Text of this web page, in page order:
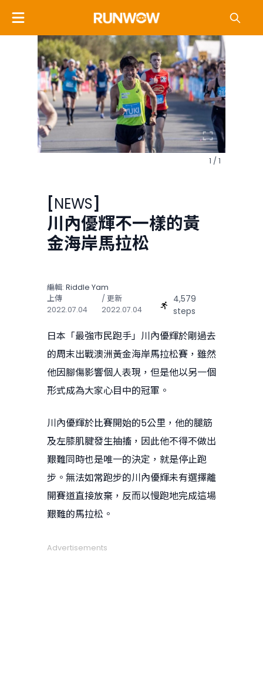
1 / 1
NEWS
川內優輝不一樣的黃
金海岸馬拉松
編輯: Riddle Yam
上傳
2022.07.04
/ 更新
2022.07.04
4,579
steps
日本「最強市民跑手」川內優輝於剛過去
的周末出戰澳洲黃金海岸馬拉松賽，雖然
他因腳傷影響個人表現，但是他以另一個
形式成為大家心目中的冠軍。
川內優輝於比賽開始的5公里，他的腿筋
及左膝肌腱發生抽搐，因此他不得不做出
艱難同時也是唯一的決定，就是停止跑
步。無法如常跑步的川內優輝未有選擇離
開賽道直接放棄，反而以慢跑地完成這場
艱難的馬拉松。
Advertisements